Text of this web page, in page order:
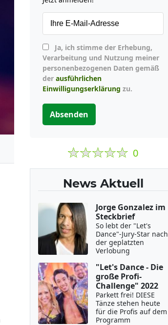
Verarbeitung und Nutzung meiner
personenbezogenen Daten gemäß
der ausführlichen
Einwilligungserklärung zu.
Absenden
0
News Aktuell
Jorge Gonzalez im
Steckbrief
So lebt der "Let's
Dance"-Jury-Star nach
der geplatzten
Verlobung
"Let's Dance - Die
große Profi-
Challenge" 2022
Parkett frei! DIESE
Tänze stehen heute
für die Profis auf dem
Programm